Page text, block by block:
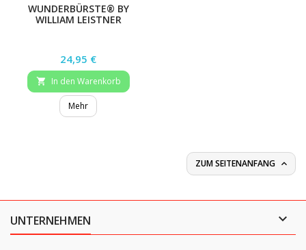
WUNDERBÜRSTE® BY
WILLIAM LEISTNER
Preis
24,95 €
 In den Warenkorb
Mehr
ZUM SEITENANFANG 
UNTERNEHMEN 